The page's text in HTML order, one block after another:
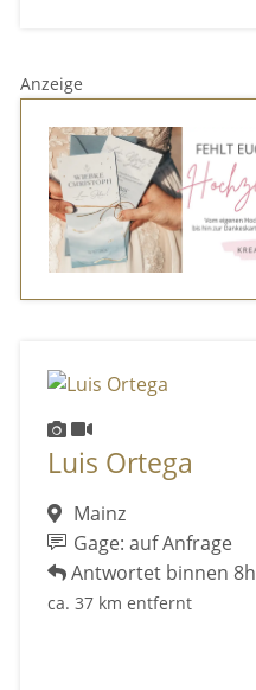
Anzeige
Luis Ortega
Mainz
Gage: auf Anfrage
Antwortet binnen 8h
ca. 37 km entfernt